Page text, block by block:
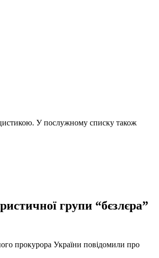
У послужному списку також
групи “бєзлєра”
прокурора України повідомили про